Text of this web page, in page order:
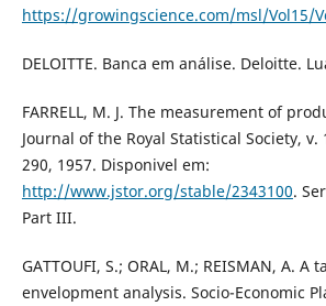
https://growingscience.com/msl/Vol15/
DELOITTE. Banca em análise. Deloitte.
FARRELL, M. J. The measurement of
Journal of the Royal Statistical Society, v.
290, 1957. Disponivel em:
http://www.jstor.org/stable/2343100.
Part III.
GATTOUFI, S.; ORAL, M.; REISMAN, A. A
envelopment analysis. Socio-Economic